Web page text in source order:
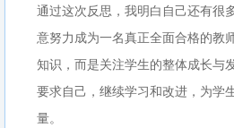
通过这次反思，我明白自己还有很
意努力成为一名真正全面合格的教
知识，而是关注学生的整体成长与
要求自己，继续学习和改进，为学
量。